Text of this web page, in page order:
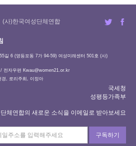
(사)한국여성단체연합
길 6 (영등포동 7가 94-59) 여성미래센터 501호 (사)
전자우편 Kwau@women21.or.kr
경, 로리주희, 이정아
국세청
성평등가족부
체연합의 새로운 소식을 이메일로 받아보세요
구독하기